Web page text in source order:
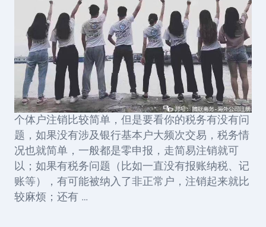
个体户注销比较简单，但是要看你的税务有没有问
题，如果没有涉及银行基本户大频次交易，税务情
况也就简单，一般都是零申报，走简易注销就可
以；如果有税务问题（比如一直没有报账纳税、记
账等），有可能被纳入了非正常户，注销起来就比
较麻烦；还有 …